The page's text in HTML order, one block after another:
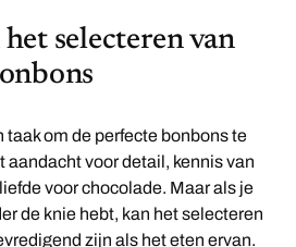
selecteren van
taak om de perfecte bonbons te
aandacht voor detail, kennis van
voor chocolade. Maar als je
de knie hebt, kan het selecteren
zijn als het eten ervan.